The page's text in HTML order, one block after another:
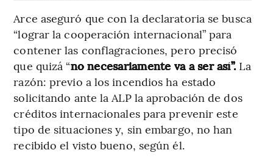
Arce aseguró que con la declaratoria se busca
“lograr la cooperación internacional” para
contener las conflagraciones, pero precisó
que quizá “no necesariamente va a ser así”. La
razón: previo a los incendios ha estado
solicitando ante la ALP la aprobación de dos
créditos internacionales para prevenir este
tipo de situaciones y, sin embargo, no han
recibido el visto bueno, según él.